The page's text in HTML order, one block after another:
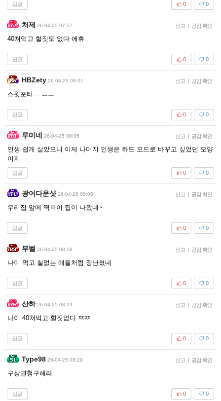
답글 0
0
처제 26-04-25 07:57 신고 | 공감 확인
40쳐먹고 할짓도 없다 에휴
답글 0
0
HBZety 26-04-25 08:01 신고 | 공감 확인
스윗포티… ㅡㅡ
답글 0
0
루미네 26-04-25 08:05 신고 | 공감 확인
인생 쉽게 살았으니 이제 나머지 인생은 하드 모드로 바꾸고 싶었던 모양
이지
답글 0
0
광어다운샷 26-04-25 08:06 신고 | 공감 확인
우리집 앞에 떡복이 집이 나왔네~
답글 0
0
무벨 26-04-25 08:18 신고 | 공감 확인
나이 먹고 철없는 애들처럼 장난쳤네
답글 0
0
산하 26-04-25 08:29 신고 | 공감 확인
나이 40쳐먹고 할짓없다 ㅉㅉ
답글 0
0
Type98 26-04-25 08:29 신고 | 공감 확인
구상권청구해라
답글 0
0